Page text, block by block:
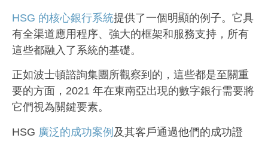
HSG 的核心銀行系統提供了一個明顯的例子。它具
有全渠道應用程序、強大的框架和服務支持，所有
這些都融入了系統的基礎。
正如波士頓諮詢集團所觀察到的，這些都是至關重
要的方面，2021 年在東南亞出現的數字銀行需要將
它們視為關鍵要素。
HSG 廣泛的成功案例 及其客戶通過他們的成功證